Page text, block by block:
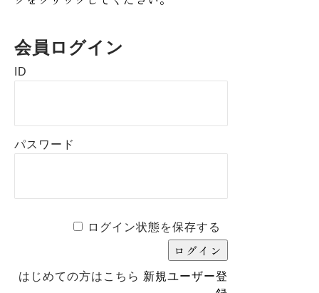
会員ログイン
ID
パスワード
ログイン状態を保存する
はじめての方はこちら 新規ユーザー登